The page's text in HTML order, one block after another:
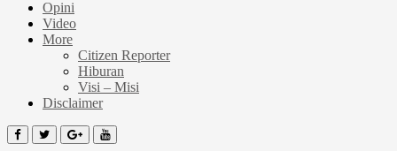
Opini
Video
More
Citizen Reporter
Hiburan
Visi – Misi
Disclaimer